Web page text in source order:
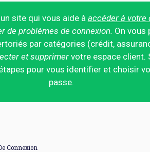
site qui vous aide à accéder à votre
de problèmes de connexion. On vous
par catégories (crédit,
et supprimer votre espace client.
pour vous identifier et choisir
passe.
Connexion